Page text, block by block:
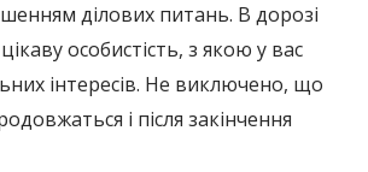
ділових питань. В дорозі
особистість, з якою у вас
інтересів. Не виключено, що
і після закінчення